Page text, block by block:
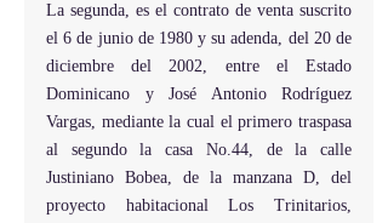
La segunda, es el contrato de venta suscrito
el 6 de junio de 1980 y su adenda, del 20 de
diciembre del 2002, entre el Estado
Dominicano y José Antonio Rodríguez
Vargas, mediante la cual el primero traspasa
al segundo la casa No.44, de la calle
Justiniano Bobea, de la manzana D, del
proyecto habitacional Los Trinitarios,